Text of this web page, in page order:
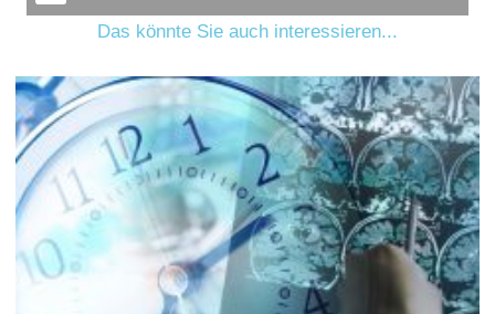
Das könnte Sie auch interessieren...